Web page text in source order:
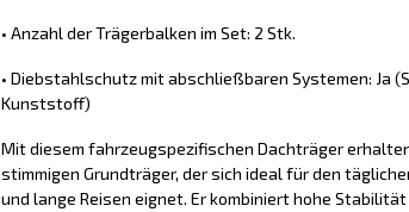
• Anzahl der Trägerbalken im Set: 2 Stk.
• Diebstahlschutz mit abschließbaren Systemen: Ja
Kunststoff)
Mit diesem fahrzeugspezifischen Dachträger
stimmigen Grundträger, der sich ideal für den
und lange Reisen eignet. Er kombiniert hohe